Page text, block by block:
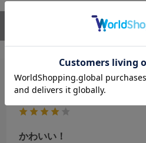
（1）
絞り込み
かわいい！